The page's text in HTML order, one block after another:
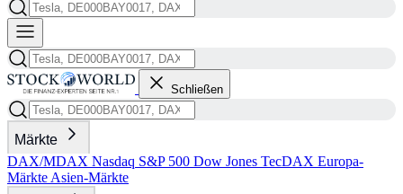
Schließen
Märkte
DAX/MDAX Nasdaq S&P 500 Dow Jones TecDAX Europa-
Märkte Asien-Märkte